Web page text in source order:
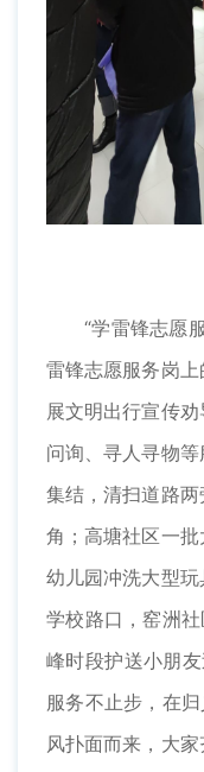
“学雷锋志愿
雷锋志愿服务岗
展文明出行宣传
问询、寻人寻物
集结，清扫道路
角；高塘社区一
幼儿园冲洗大型
学校路口，窑洲
峰时段护送小朋
服务不止步，在
风扑面而来，大家